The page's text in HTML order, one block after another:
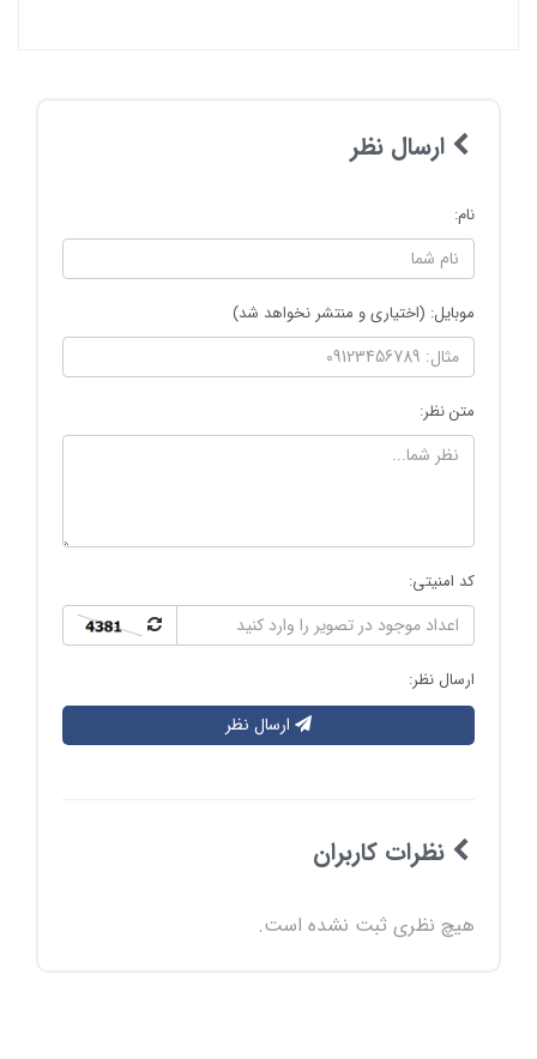
ارسال نظر
نام:
موبایل: (اختیاری و منتشر نخواهد شد)
متن نظر:
کد امنیتی:
ارسال نظر:
ارسال نظر
نظرات کاربران
هیچ نظری ثبت نشده است.